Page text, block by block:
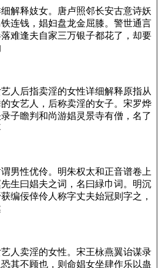
解释妓女。唐卢照邻长安古意诗妖
连钱，娼妇盘龙金屈膝。警世通言
难逢夫自家三万银子都花了，却要
人后指卖淫的女性详细解释原指从
女艺人，后称卖淫的女子。宋罗烨
子瞻判和尚游娼灵景寺有僧，名了
男性优伶。明朱权太和正音谱卷上
生曰娼夫之词，名曰緑巾词。明沉
编佞倖伶人称字丈夫始冠则字之，
人卖淫的女性。宋王栐燕翼诒谋录
其不顾也，则命娼女坐肆作乐以蛊